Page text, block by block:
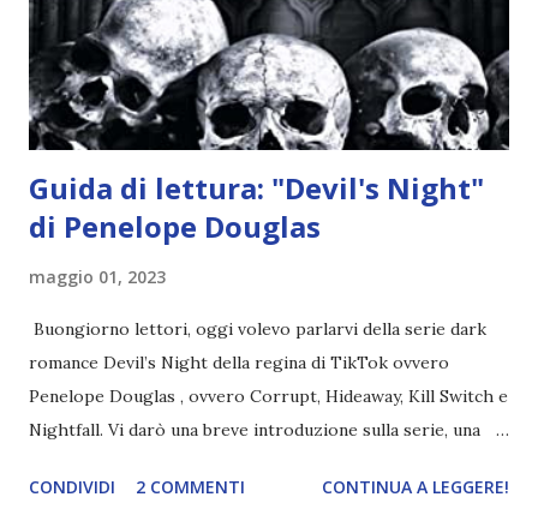
nell'appartamento, senza risultati. Infine cercano nella
chiesetta. Lì trovano Rafael alle prese con gli angeli puri,
ma questa volta ...
Guida di lettura: "Devil's Night"
di Penelope Douglas
maggio 01, 2023
Buongiorno lettori, oggi volevo parlarvi della serie dark
romance Devil’s Night della regina di TikTok ovvero
Penelope Douglas , ovvero Corrupt, Hideaway, Kill Switch e
Nightfall. Vi darò una breve introduzione sulla serie, una
e anche un breve commento sui libri singoli. I libri sono in
CONDIVIDI 2 COMMENTI CONTINUA A LEGGERE!